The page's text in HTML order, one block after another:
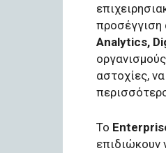
προσέγγιση
Analytics,
αστοχίες,
Το
επιδιώκουν